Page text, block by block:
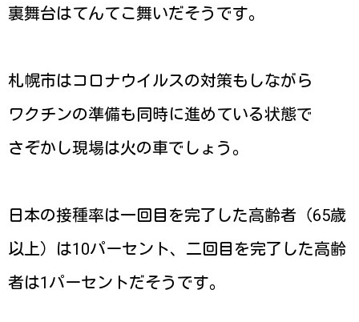
裏舞台はてんてこ舞いだそうです。
札幌市はコロナウイルスの対策もしながら
ワクチンの準備も同時に進めている状態で
さぞかし現場は火の車でしょう。
日本の接種率は一回目を完了した高齢者（65歳
以上）は10パーセント、二回目を完了した高齢
者は1パーセントだそうです。